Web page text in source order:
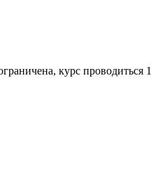
курс проводиться